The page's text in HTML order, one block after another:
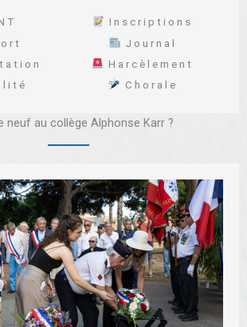
Inscriptions
Journal
Harcèlement
Chorale
neuf au collège Alphonse Karr ?